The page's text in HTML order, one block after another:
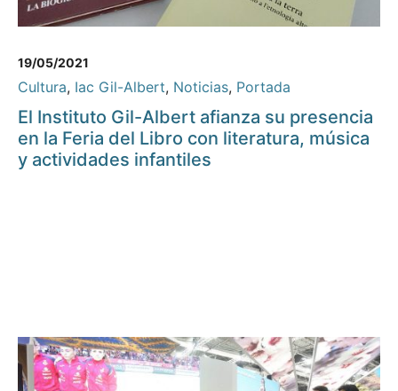
19/05/2021
Cultura, Iac Gil-Albert, Noticias, Portada
El Instituto Gil-Albert afianza su presencia
en la Feria del Libro con literatura, música
y actividades infantiles